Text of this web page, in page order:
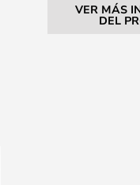
VER MÁS
DEL